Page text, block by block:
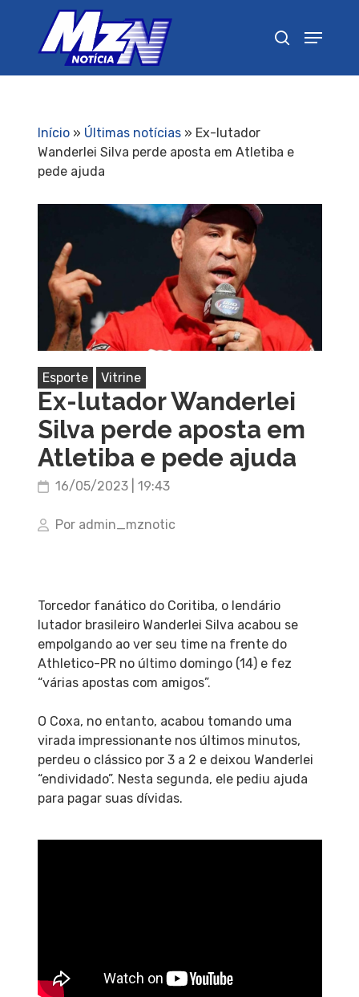
Início» Últimas notícias» Ex-lutador
Wanderlei Silva perde aposta em Atletiba e
pede ajuda
Esporte Vitrine
Ex-lutador Wanderlei
Silva perde aposta em
Atletiba e pede ajuda
16/05/2023 | 19:43
Por admin_mznotic
Torcedor fanático do Coritiba, o lendário
lutador brasileiro Wanderlei Silva acabou se
empolgando ao ver seu time na frente do
Athletico-PR no último domingo (14) e fez
“várias apostas com amigos”.
O Coxa, no entanto, acabou tomando uma
virada impressionante nos últimos minutos,
perdeu o clássico por 3 a 2 e deixou Wanderlei
“endividado”. Nesta segunda, ele pediu ajuda
para pagar suas dívidas.